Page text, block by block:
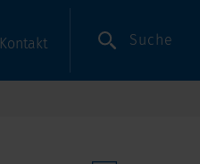
Kontakt Suche